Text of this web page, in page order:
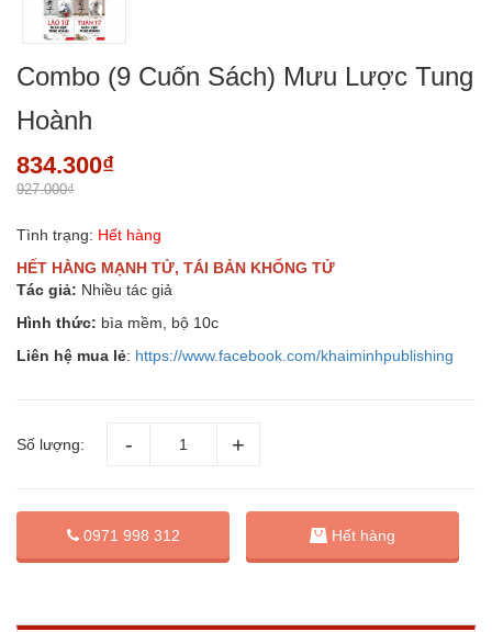
Combo (9 Cuốn Sách) Mưu Lược Tung
Hoành
834.300₫
927.000₫
Tình trạng: Hết hàng
HẾT HÀNG MẠNH TỬ, TÁI BẢN KHỔNG TỬ
Tác giả: Nhiều tác giả
Hình thức: bìa mềm, bộ 10c
Liên hệ mua lẻ: https://www.facebook.com/khaiminhpublishing
Số lượng:
0971 998 312 Hết hàng